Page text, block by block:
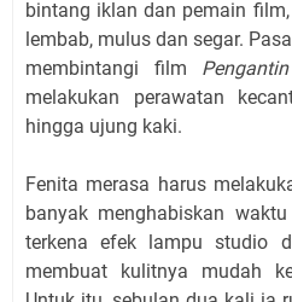
bintang iklan dan pemain
lembab, mulus dan segar.
membintangi film
melakukan perawatan
hingga ujung kaki.
Fenita merasa harus
banyak menghabiskan
terkena efek lampu studio
membuat kulitnya mudah